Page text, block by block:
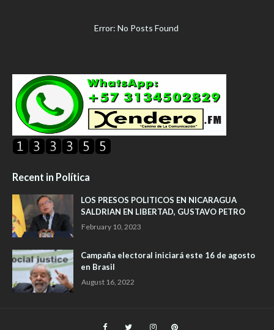
Error: No Posts Found
Recent in Política
LOS PRESOS POLITICOS EN NICARAGUA
SALDRIAN EN LIBERTAD, GUSTAVO PETRO
February 10, 2023
Campaña electoral iniciará este 16 de agosto
en Brasil
August 16, 2022